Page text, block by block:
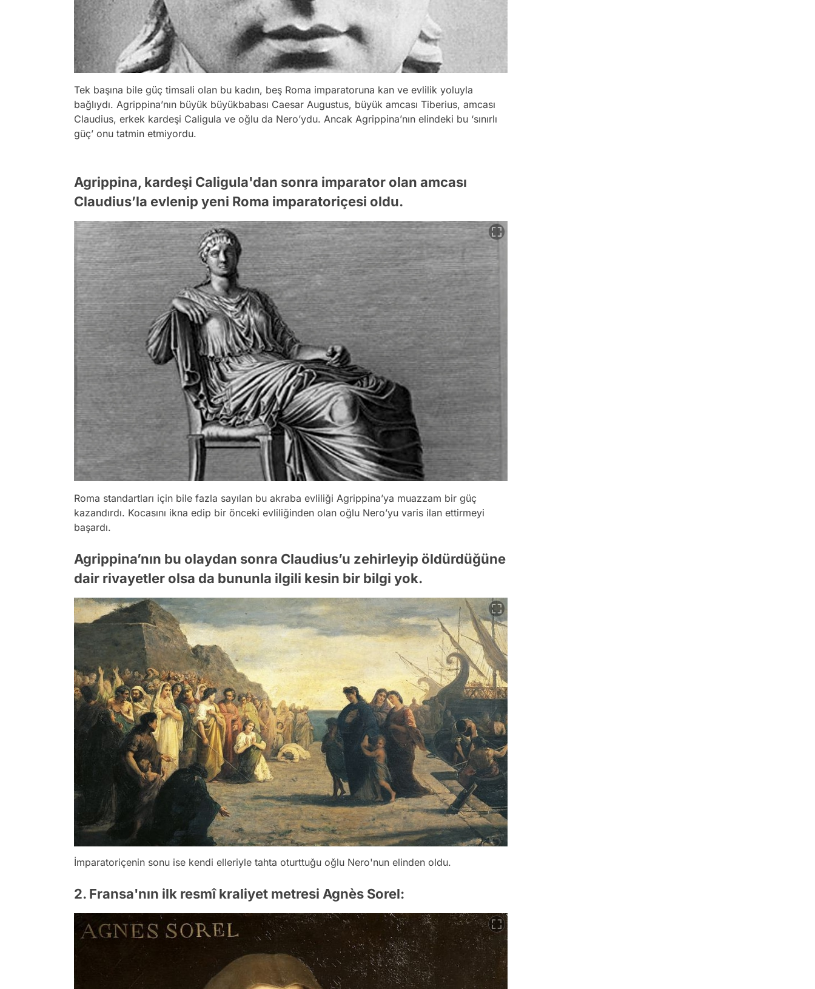
Tek başına bile güç timsali olan bu kadın, beş Roma imparatoruna kan ve evlilik yoluyla
bağlıydı. Agrippina’nın büyük büyükbabası Caesar Augustus, büyük amcası Tiberius, amcası
Claudius, erkek kardeşi Caligula ve oğlu da Nero’ydu. Ancak Agrippina’nın elindeki bu ‘sınırlı
güç’ onu tatmin etmiyordu.
Agrippina, kardeşi Caligula'dan sonra imparator olan amcası
Claudius’la evlenip yeni Roma imparatoriçesi oldu.
Roma standartları için bile fazla sayılan bu akraba evliliği Agrippina’ya muazzam bir güç
kazandırdı. Kocasını ikna edip bir önceki evliliğinden olan oğlu Nero’yu varis ilan ettirmeyi
başardı.
Agrippina’nın bu olaydan sonra Claudius’u zehirleyip öldürdüğüne
dair rivayetler olsa da bununla ilgili kesin bir bilgi yok.
İmparatoriçenin sonu ise kendi elleriyle tahta oturttuğu oğlu Nero'nun elinden oldu.
2. Fransa'nın ilk resmî kraliyet metresi Agnès Sorel: